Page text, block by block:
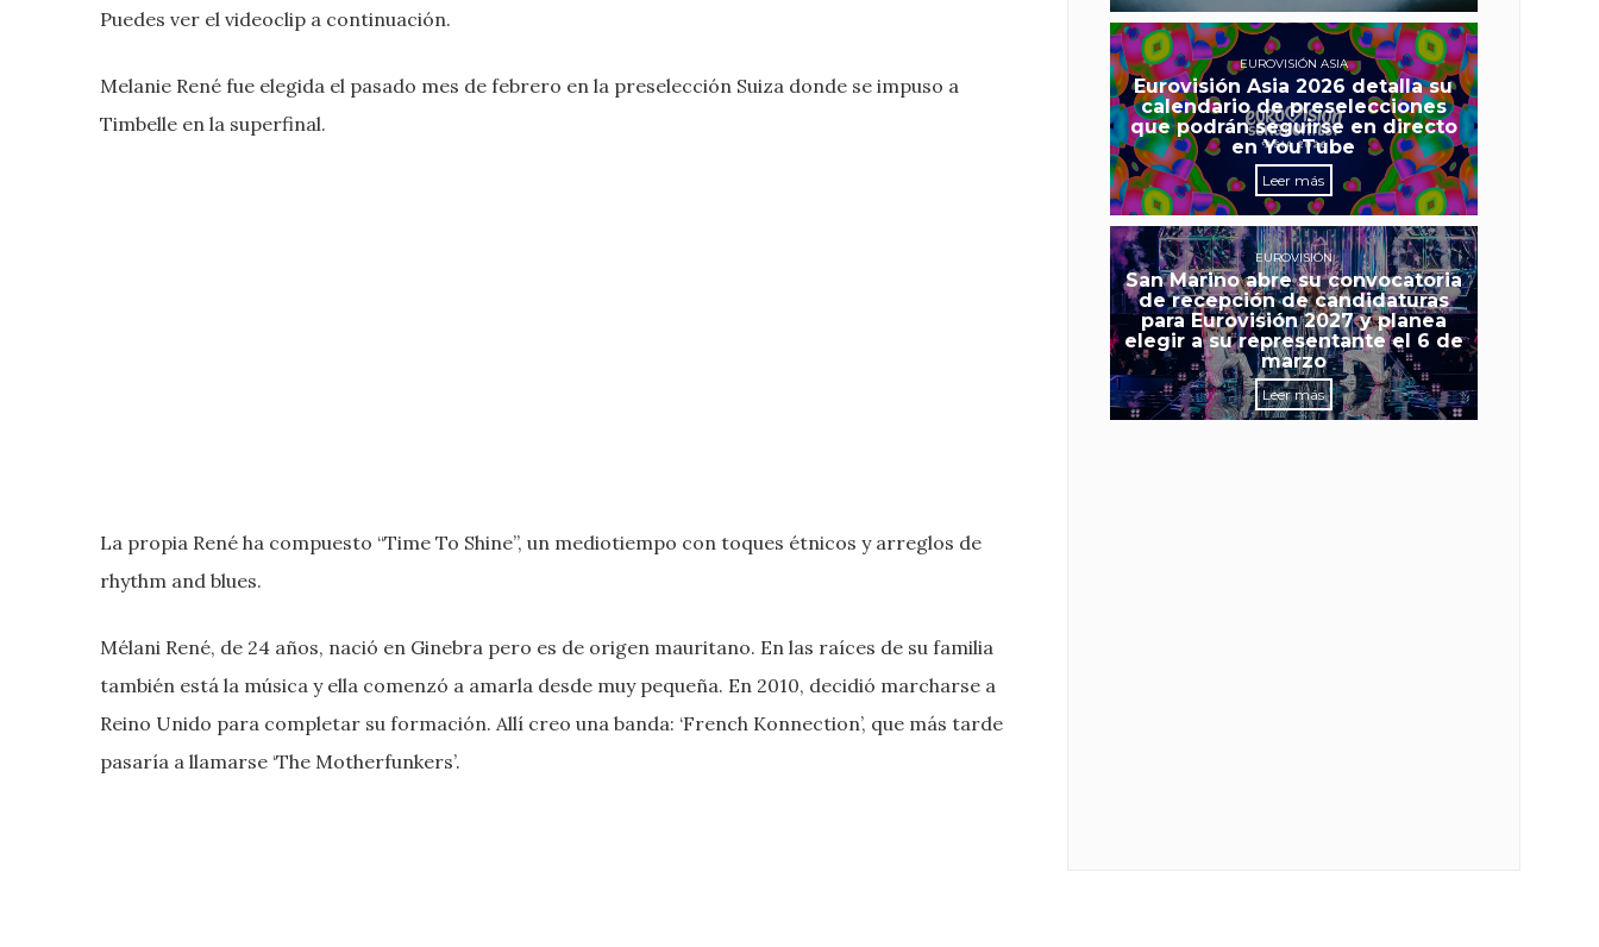
Puedes ver el videoclip a continuación.
Melanie René fue elegida el pasado mes de febrero en la preselección Suiza donde se impuso a
Timbelle en la superfinal.
La propia René ha compuesto “Time To Shine”, un mediotiempo con toques étnicos y arreglos de
rhythm and blues.
Mélani René, de 24 años, nació en Ginebra pero es de origen mauritano. En las raíces de su familia
también está la música y ella comenzó a amarla desde muy pequeña. En 2010, decidió marcharse a
Reino Unido para completar su formación. Allí creo una banda: ‘French Konnection’, que más tarde
pasaría a llamarse ‘The Motherfunkers’.
EUROVISIÓN ASIA
Eurovisión Asia 2026 detalla su
calendario de preselecciones
que podrán seguirse en directo
en YouTube
Leer más
EUROVISIÓN
San Marino abre su convocatoria
de recepción de candidaturas
para Eurovisión 2027 y planea
elegir a su representante el 6 de
marzo
Leer más